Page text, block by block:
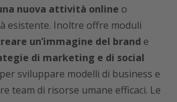
nuova attività online o
esistente. Inoltre offre moduli
un’immagine del brand e
di marketing e di social
sviluppare modelli di business e
team di risorse umane efficaci. Le